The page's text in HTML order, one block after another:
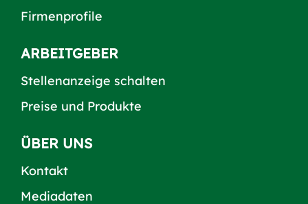
Firmenprofile
ARBEITGEBER
Stellenanzeige schalten
Preise und Produkte
ÜBER UNS
Kontakt
Mediadaten